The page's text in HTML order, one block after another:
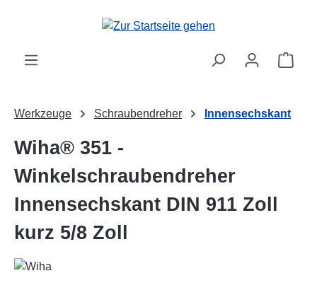
Zum Hauptinhalt springen
Werkzeuge Schraubendreher Innensechskant
Wiha® 351 -
Winkelschraubendreher
Innensechskant DIN 911 Zoll
kurz 5/8 Zoll